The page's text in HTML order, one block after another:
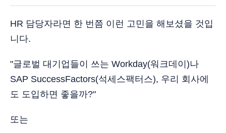
HR 담당자라면 한 번쯤 이런 고민을 해보셨을 것입
니다.
"글로벌 대기업들이 쓰는 Workday(워크데이)나
SAP SuccessFactors(석세스팩터스), 우리 회사에
도 도입하면 좋을까?"
또는